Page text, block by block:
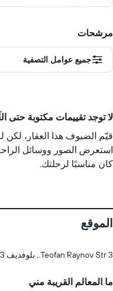
مرشحات
جميع عوامل التصفية
لا توجد تقييمات مكتوبة حتى
قيّم الضيوف هذا العقار،
استعرض الصور ووسائل
كان مناسبًا لرحلتك.
الموقع
3 Teofan Raynov Str., بلوفديف 4023
ما المعالم القريبة مني